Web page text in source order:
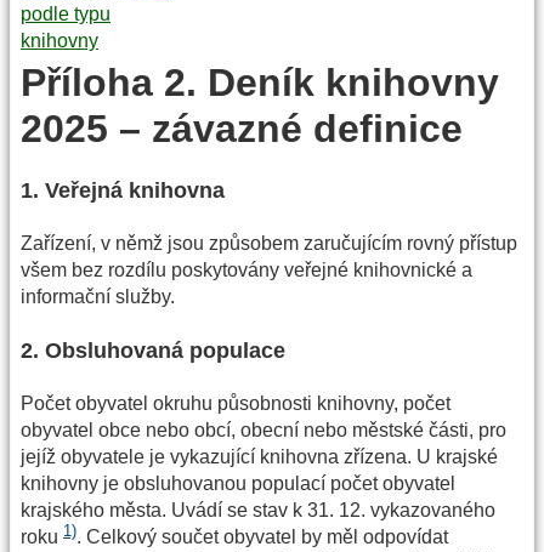
podle typu
knihovny
Příloha 2. Deník knihovny
2025 – závazné definice
1. Veřejná knihovna
Zařízení, v němž jsou způsobem zaručujícím rovný přístup
všem bez rozdílu poskytovány veřejné knihovnické a
informační služby.
2. Obsluhovaná populace
Počet obyvatel okruhu působnosti knihovny, počet
obyvatel obce nebo obcí, obecní nebo městské části, pro
jejíž obyvatele je vykazující knihovna zřízena. U krajské
knihovny je obsluhovanou populací počet obyvatel
krajského města. Uvádí se stav k 31. 12. vykazovaného
roku 1). Celkový součet obyvatel by měl odpovídat